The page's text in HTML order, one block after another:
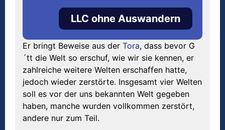
LLC ohne Auswandern
Er bringt Beweise aus der Tora, dass bevor G
´tt die Welt so erschuf, wie wir sie kennen, er
zahlreiche weitere Welten erschaffen hatte,
jedoch wieder zerstörte. Insgesamt vier Welten
soll es vor der uns bekannten Welt gegeben
haben, manche wurden vollkommen zerstört,
andere nur zum Teil.